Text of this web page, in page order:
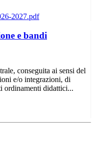
e bandi
conseguita ai sensi del
e/o integrazioni, di
ordinamenti didattici...